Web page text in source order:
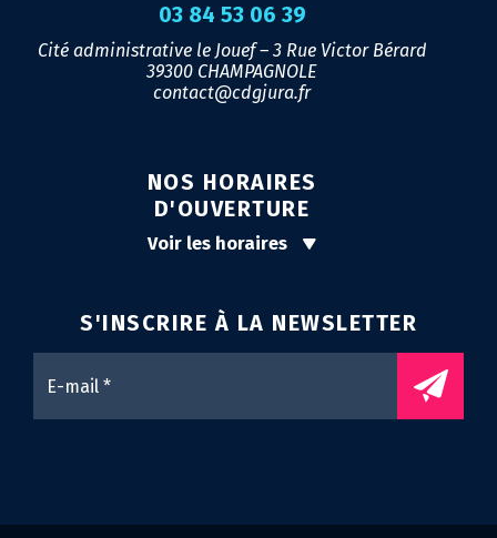
03 84 53 06 39
Cité administrative le Jouef – 3 Rue Victor Bérard
39300 CHAMPAGNOLE
contact@cdgjura.fr
NOS HORAIRES
D'OUVERTURE
Voir les horaires
S'INSCRIRE À LA NEWSLETTER